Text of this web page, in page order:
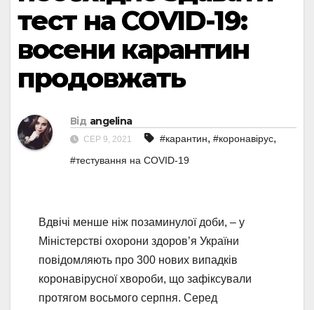
тест на COVID-19:
восени карантин
продовжать
Від angelina
СЕР 9, 2021 #карантин, #коронавірус,
#тестування на COVID-19
Вдвічі менше ніж позаминулої доби, – у
Міністерстві охорони здоров’я України
повідомляють про 300 нових випадків
коронавірусної хвороби, що зафіксували
протягом восьмого серпня. Серед